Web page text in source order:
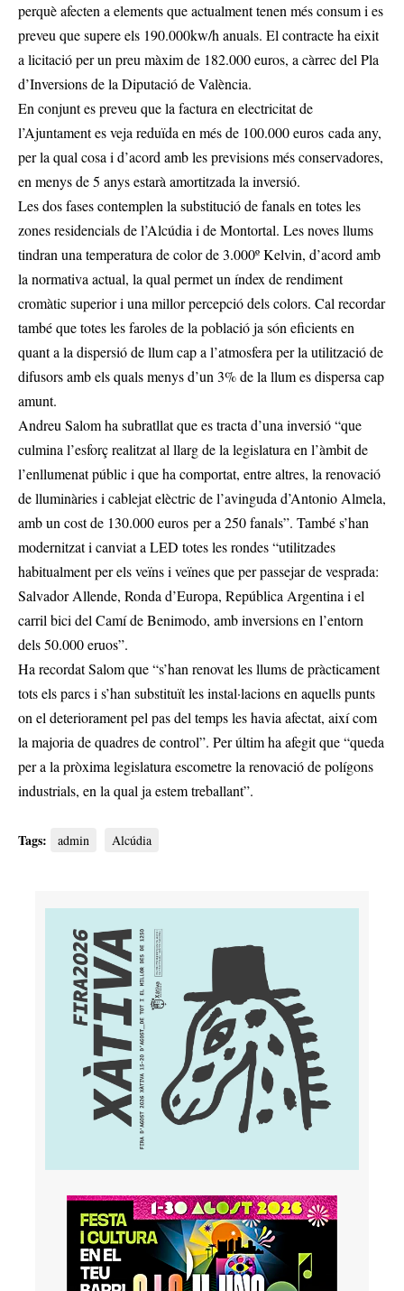
perquè afecten a elements que actualment tenen més consum i es
preveu que supere els 190.000kw/h anuals. El contracte ha eixit
a licitació per un preu màxim de 182.000 euros, a càrrec del Pla
d’Inversions de la Diputació de València.
En conjunt es preveu que la factura en electricitat de
l’Ajuntament es veja reduïda en més de 100.000 euros cada any,
per la qual cosa i d’acord amb les previsions més conservadores,
en menys de 5 anys estarà amortitzada la inversió.
Les dos fases contemplen la substitució de fanals en totes les
zones residencials de l’Alcúdia i de Montortal. Les noves llums
tindran una temperatura de color de 3.000º Kelvin, d’acord amb
la normativa actual, la qual permet un índex de rendiment
cromàtic superior i una millor percepció dels colors. Cal recordar
també que totes les faroles de la població ja són eficients en
quant a la dispersió de llum cap a l’atmosfera per la utilització de
difusors amb els quals menys d’un 3% de la llum es dispersa cap
amunt.
Andreu Salom ha subratllat que es tracta d’una inversió “que
culmina l’esforç realitzat al llarg de la legislatura en l’àmbit de
l’enllumenat públic i que ha comportat, entre altres, la renovació
de lluminàries i cablejat elèctric de l’avinguda d’Antonio Almela,
amb un cost de 130.000 euros per a 250 fanals”. També s’han
modernitzat i canviat a LED totes les rondes “utilitzades
habitualment per els veïns i veïnes que per passejar de vesprada:
Salvador Allende, Ronda d’Europa, República Argentina i el
carril bici del Camí de Benimodo, amb inversions en l’entorn
dels 50.000 eruos”.
Ha recordat Salom que “s’han renovat les llums de pràcticament
tots els parcs i s’han substituït les instal·lacions en aquells punts
on el deteriorament pel pas del temps les havia afectat, així com
la majoria de quadres de control”. Per últim ha afegit que “queda
per a la pròxima legislatura escometre la renovació de polígons
industrials, en la qual ja estem treballant”.
Tags: admin Alcúdia